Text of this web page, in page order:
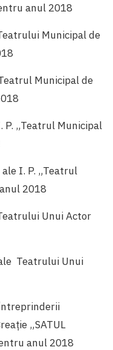
anul 2018
Municipal de
Municipal de
„Teatrul Municipal
I. P. „Teatrul
2018
Unui Actor
Teatrului Unui
„SATUL
anul 2018